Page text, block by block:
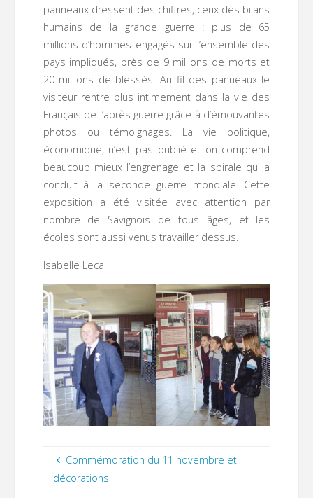
panneaux dressent des chiffres, ceux des bilans
humains de la grande guerre : plus de 65
millions d’hommes engagés sur l’ensemble des
pays impliqués, près de 9 millions de morts et
20 millions de blessés. Au fil des panneaux le
visiteur rentre plus intimement dans la vie des
Français de l’après guerre grâce à d’émouvantes
photos ou témoignages. La vie politique,
économique, n’est pas oublié et on comprend
beaucoup mieux l’engrenage et la spirale qui a
conduit à la seconde guerre mondiale. Cette
exposition a été visitée avec attention par
nombre de Savignois de tous âges, et les
écoles sont aussi venus travailler dessus.
Isabelle Leca
Commémoration du 11 novembre et
décorations